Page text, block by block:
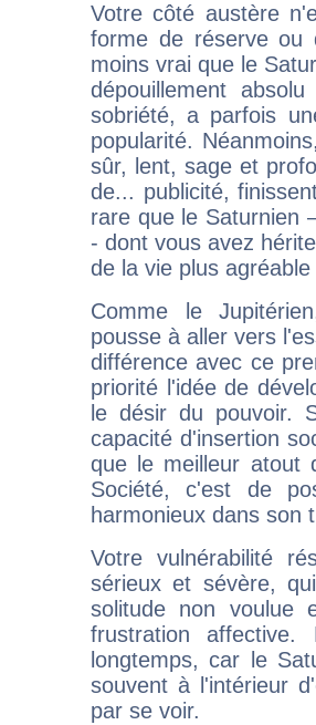
Votre côté austère
forme de réserve
moins vrai que le
dépouillement
sobriété, a parfois
popularité.
sûr, lent, sage et
de... publicité,
rare que le Saturnien
- dont vous avez
de la vie plus
Comme le
pousse à aller vers
différence avec ce
priorité l'idée de
le désir du pouvoir.
capacité d'insertion
que le meilleur atout
Société, c'est de
harmonieux dans son
Votre vulnérabilité
sérieux et sévère,
solitude non voulue
frustration
longtemps, car le
souvent à l'intérieur
par se voir.